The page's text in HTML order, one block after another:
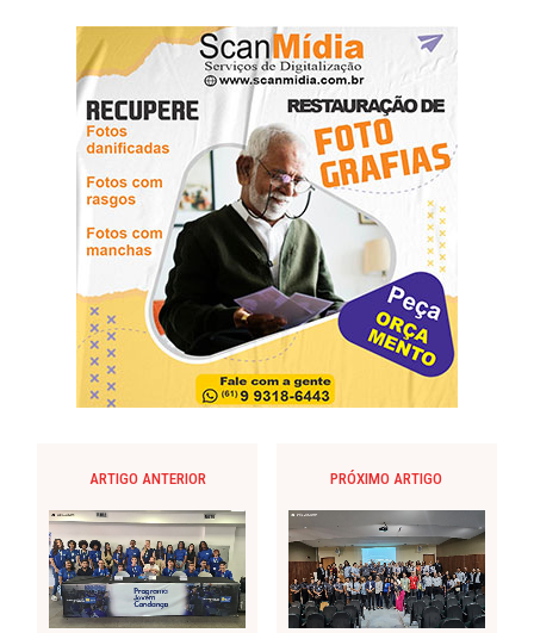
ARTIGO ANTERIOR PRÓXIMO ARTIGO